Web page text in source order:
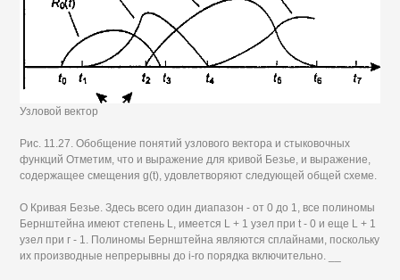
Узловой вектор
Рис. 11.27. Обобщение понятий узлового вектора и стыковочных
функций Отметим, что и выражение для кривой Безье, и выражение,
содержащее смещения g(t), удовлетворяют следующей общей схеме.
О Кривая Безье. Здесь всего один диапазон - от 0 до 1, все полиномы
Бернштейна имеют степень L, имеется L + 1 узел при t - 0 и еще L + 1
узел при г - 1. Полиномы Бернштейна являются сплайнами, поскольку
их производные непрерывны до i-ro порядка включительно. __